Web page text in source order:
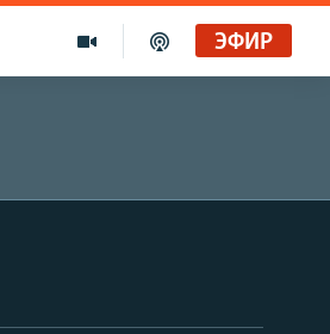
ЭФИР